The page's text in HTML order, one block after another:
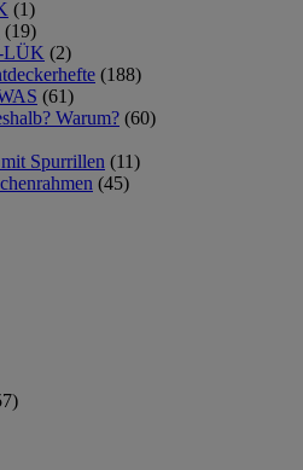
(1)
(19)
LÜK (2)
(188)
(61)
Warum? (60)
Spurrillen (11)
(45)